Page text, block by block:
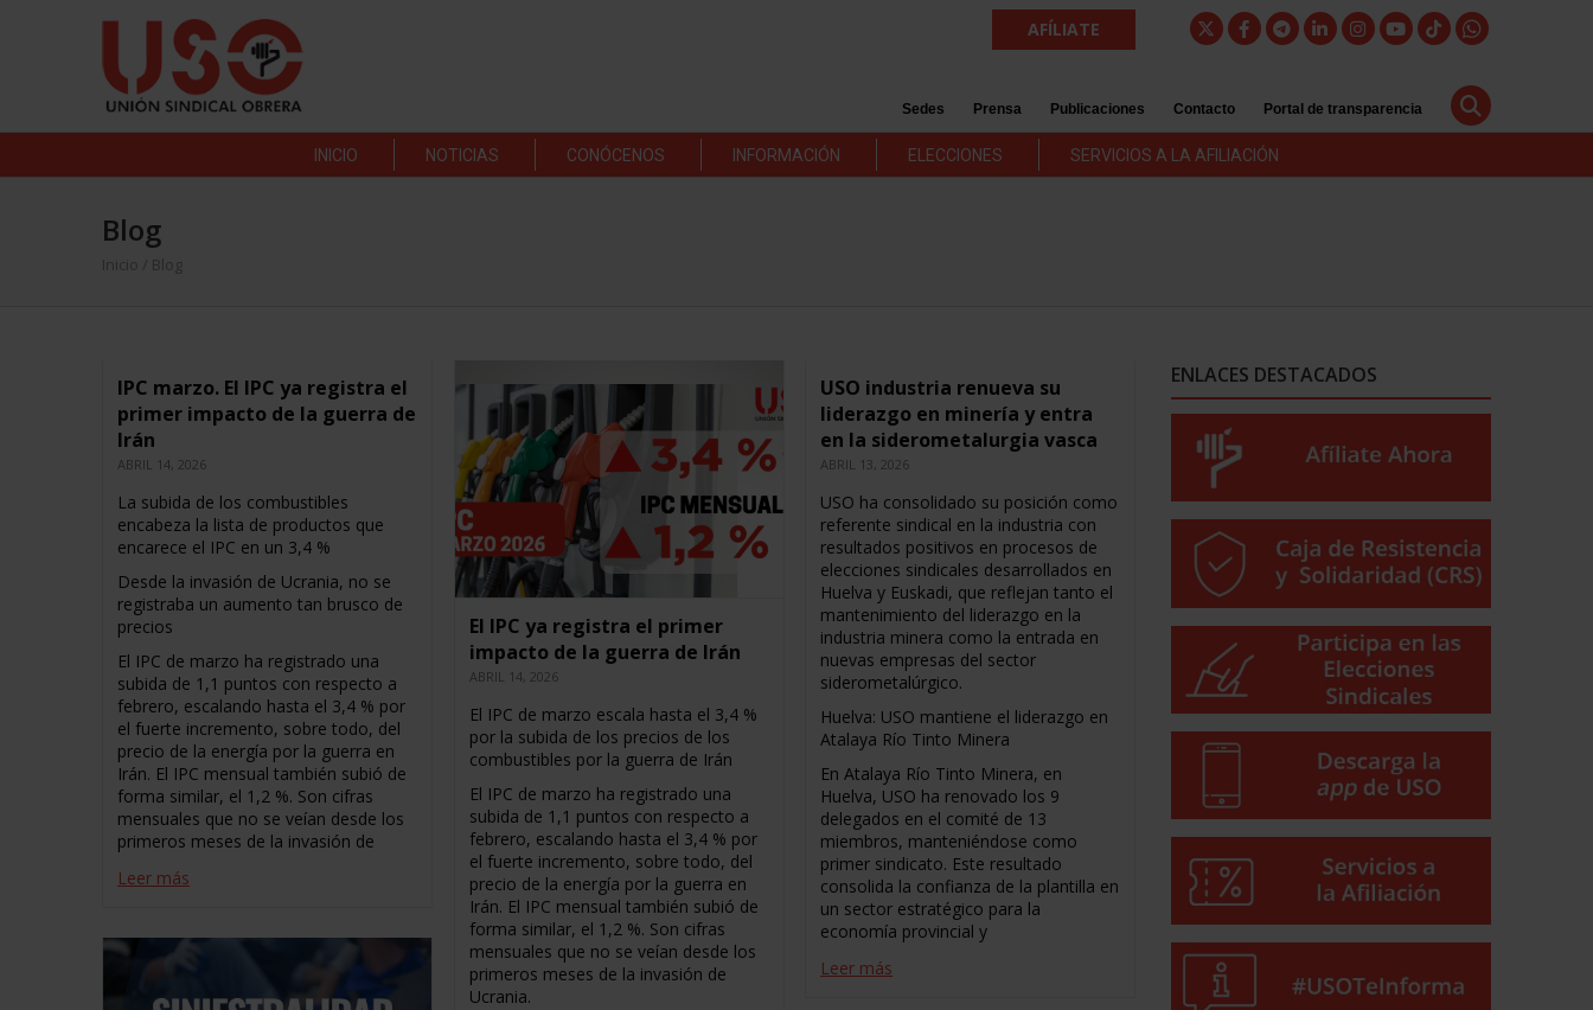
AFÍLIATE
Sedes Prensa Publicaciones Contacto Portal de transparencia
INICIO NOTICIAS CONÓCENOS INFORMACIÓN ELECCIONES SERVICIOS A LA AFILIACIÓN
Blog
Inicio / Blog
IPC marzo. El IPC ya registra el
primer impacto de la guerra de
Irán
ABRIL 14, 2026
La subida de los combustibles
encabeza la lista de productos que
encarece el IPC en un 3,4 %
Desde la invasión de Ucrania, no se
registraba un aumento tan brusco de
precios
El IPC de marzo ha registrado una
subida de 1,1 puntos con respecto a
febrero, escalando hasta el 3,4 % por
el fuerte incremento, sobre todo, del
precio de la energía por la guerra en
Irán. El IPC mensual también subió de
forma similar, el 1,2 %. Son cifras
mensuales que no se veían desde los
primeros meses de la invasión de
Leer más
El IPC ya registra el primer
impacto de la guerra de Irán
ABRIL 14, 2026
El IPC de marzo escala hasta el 3,4 %
por la subida de los precios de los
combustibles por la guerra de Irán
El IPC de marzo ha registrado una
subida de 1,1 puntos con respecto a
febrero, escalando hasta el 3,4 % por
el fuerte incremento, sobre todo, del
precio de la energía por la guerra en
Irán. El IPC mensual también subió de
forma similar, el 1,2 %. Son cifras
mensuales que no se veían desde los
primeros meses de la invasión de
Ucrania.
USO industria renueva su
liderazgo en minería y entra
en la siderometalurgia vasca
ABRIL 13, 2026
USO ha consolidado su posición como
referente sindical en la industria con
resultados positivos en procesos de
elecciones sindicales desarrollados en
Huelva y Euskadi, que reflejan tanto el
mantenimiento del liderazgo en la
industria minera como la entrada en
nuevas empresas del sector
siderometalúrgico.
Huelva: USO mantiene el liderazgo en
Atalaya Río Tinto Minera
En Atalaya Río Tinto Minera, en
Huelva, USO ha renovado los 9
delegados en el comité de 13
miembros, manteniéndose como
primer sindicato. Este resultado
consolida la confianza de la plantilla en
un sector estratégico para la
economía provincial y
Leer más
ENLACES DESTACADOS